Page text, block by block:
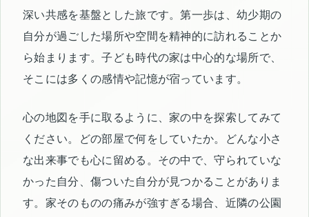
深い共感を基盤とした旅です。第一歩は、幼少期の
自分が過ごした場所や空間を精神的に訪れることか
ら始まります。子ども時代の家は中心的な場所で、
そこには多くの感情や記憶が宿っています。
心の地図を手に取るように、家の中を探索してみて
ください。どの部屋で何をしていたか。どんな小さ
な出来事でも心に留める。その中で、守られていな
かった自分、傷ついた自分が見つかることがありま
す。家そのものの痛みが強すぎる場合、近隣の公園